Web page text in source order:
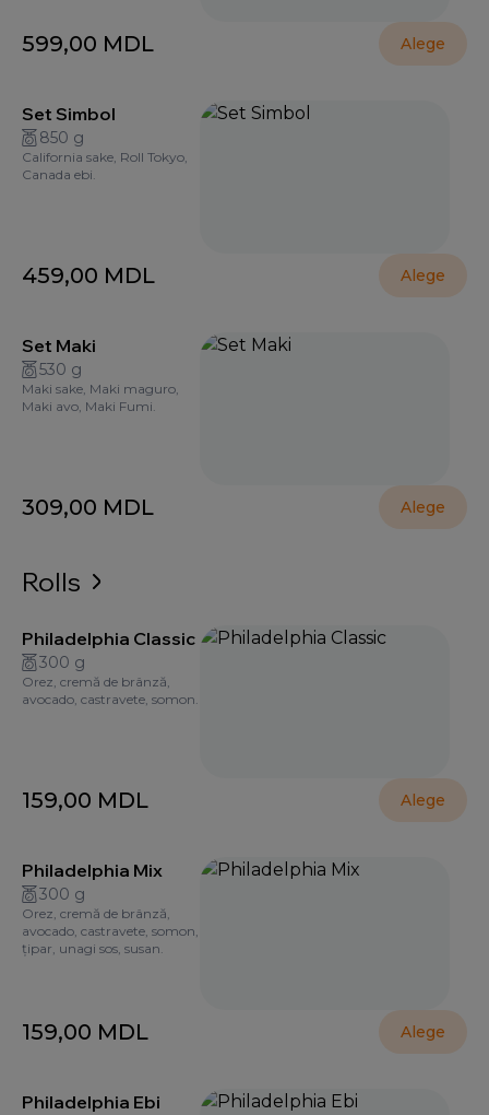
599,00 MDL Alege
Set Simbol
850 g
California sake, Roll Tokyo,
Canada ebi.
459,00 MDL Alege
Set Maki
530 g
Maki sake, Maki maguro,
Maki avo, Maki Fumi.
309,00 MDL Alege
Rolls
Philadelphia Classic
300 g
Orez, cremă de brânză,
avocado, castravete, somon.
159,00 MDL Alege
Philadelphia Mix
300 g
Orez, cremă de brânză,
avocado, castravete, somon,
țipar, unagi sos, susan.
159,00 MDL Alege
Philadelphia Ebi